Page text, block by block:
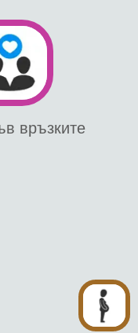
връзките